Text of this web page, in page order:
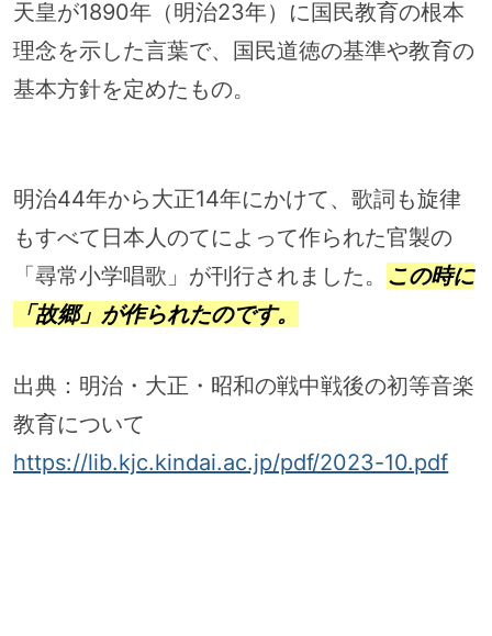
天皇が1890年（明治23年）に国民教育の根本
理念を示した言葉で、国民道徳の基準や教育の
基本方針を定めたもの。
明治44年から大正14年にかけて、歌詞も旋律
もすべて日本人のてによって作られた官製の
「尋常小学唱歌」が刊行されました。 この時に
「故郷」が作られたのです。
出典：明治・大正・昭和の戦中戦後の初等音楽
教育について
https://lib.kjc.kindai.ac.jp/pdf/2023-10.pdf